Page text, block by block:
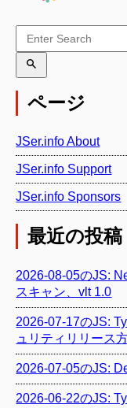
ページ
JSer.info About
JSer.info Support
JSer.info Sponsors
最近の投稿
2026-08-05のJS:
スキャン、vlt 1.0
2026-07-17のJS:
ュリティリリース
2026-07-05のJS:
2026-06-22のJS: